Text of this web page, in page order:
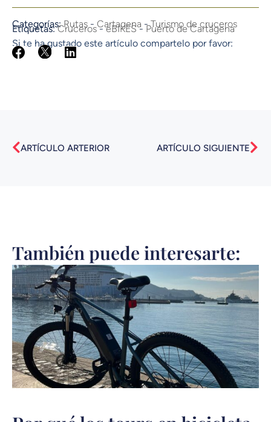
Categorías:Rutas- Cartagena -Turismo de cruceros
Etiquetas:Cruceros-eBIKES- Puerto de Cartagena
Si te ha gustado este artículo compartelo por favor:
Ant
ARTÍCULO ARTERIOR ARTÍCULO SIGUIENTE
También puede interesarte: